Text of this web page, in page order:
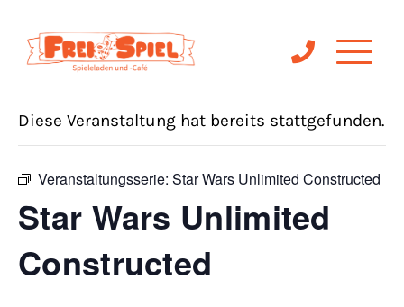
« Alle Veranstaltungen
Diese Veranstaltung hat bereits stattgefunden.
Veranstaltungsserie: Star Wars Unlimited Constructed
Star Wars Unlimited
Constructed